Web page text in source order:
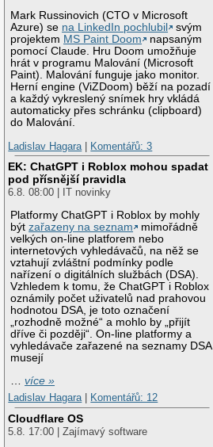
Mark Russinovich (CTO v Microsoft
Azure) se na LinkedIn pochlubil
svým
projektem MS Paint Doom
napsaným
pomocí Claude. Hru Doom umožňuje
hrát v programu Malování (Microsoft
Paint). Malování funguje jako monitor.
Herní engine (ViZDoom) běží na pozadí
a každý vykreslený snímek hry vkládá
automaticky přes schránku (clipboard)
do Malování.
Ladislav Hagara
Komentářů: 3
EK: ChatGPT i Roblox mohou spadat
pod přísnější pravidla
6.8. 08:00 | IT novinky
Platformy ChatGPT i Roblox by mohly
býtzařazeny na seznam
mimořádně
velkých on-line platforem nebo
internetových vyhledávačů, na něž se
vztahují zvláštní podmínky podle
nařízení o digitálních službách (DSA).
Vzhledem k tomu, že ChatGPT i Roblox
oznámily počet uživatelů nad prahovou
hodnotou DSA, je toto označení
„rozhodně možné“ a mohlo by „přijít
dříve či později“. On-line platformy a
vyhledávače zařazené na seznamy DSA
musejí
…více »
Ladislav Hagara| Komentářů: 12
Cloudflare OS
5.8. 17:00 | Zajímavý software